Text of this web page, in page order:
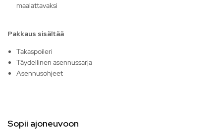
maalattavaksi
Pakkaus sisältää
Takaspoileri
Täydellinen asennussarja
Asennusohjeet
Sopii ajoneuvoon